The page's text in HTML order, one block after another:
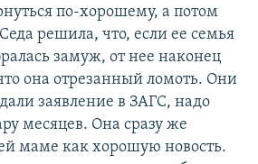
по-хорошему, а потом
решила, что, если ее семья
замуж, от нее наконец
она отрезанный ломоть. Они
заявление в ЗАГС, надо
месяцев. Она сразу же
маме как хорошую новость.